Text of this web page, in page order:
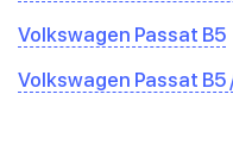
Volkswagen Passat B5
Volkswagen Passat B5